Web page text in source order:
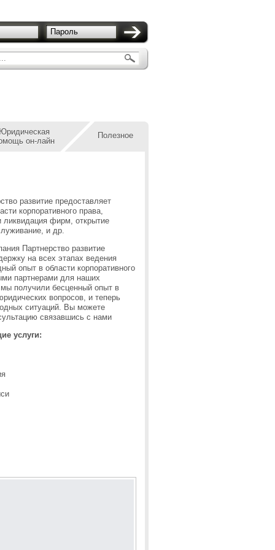
Пароль
Юридическая
он-лайн
Полезное
развитие предоставляет
корпоративного права,
ликвидация фирм, открытие
и др.
Партнерство развитие
на всех этапах ведения
опыт в области корпоративного
партнерами для наших
получили бесценный опыт в
вопросов, и теперь
ситуаций. Вы можете
связавшись с нами
услуги: